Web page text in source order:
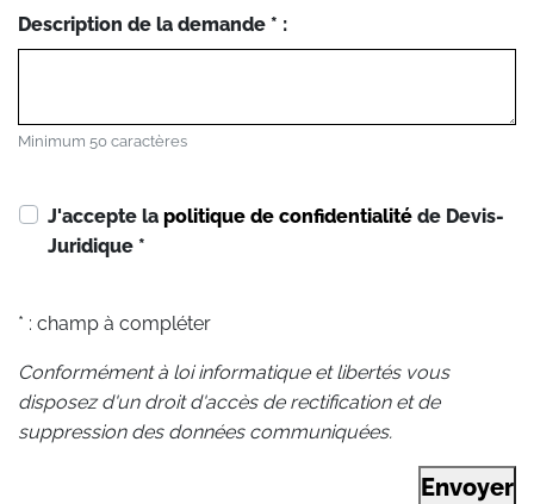
Description de la demande * :
Minimum 50 caractères
J'accepte la politique de confidentialité de Devis-
Juridique *
* : champ à compléter
Conformément à loi informatique et libertés vous
disposez d'un droit d'accès de rectification et de
suppression des données communiquées.
Envoyer